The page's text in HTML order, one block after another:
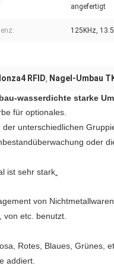
angefertigt
125KHz,
RFID, Nagel-Umbau
wasserdichte starke
für optionales.
unterschiedlichen
oder
ist sehr stark.
von
von etc. benutzt.
Rotes, Blaues, Grünes,
addiert.